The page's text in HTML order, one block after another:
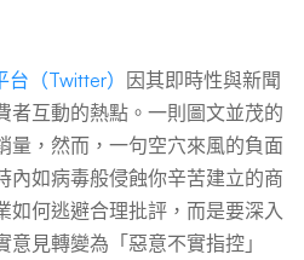
台（Twitter） 因其即時性與新聞
者互動的熱點。一則圖文並茂的
量，然而，一句空穴來風的負面
內如病毒般侵蝕你辛苦建立的商
如何逃避合理批評，而是要深入
見轉變為「惡意不實指控」